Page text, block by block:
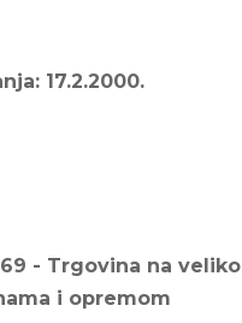
17.2.2000.
- Trgovina na veliko
i opremom